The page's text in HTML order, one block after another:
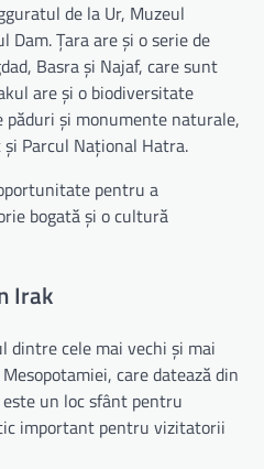
de la Ur, Muzeul
Dam. Țara are și o serie de
Basra și Najaf, care sunt
are și o biodiversitate
păduri și monumente naturale,
Parcul Național Hatra.
pentru a
bogată și o cultură
Irak
dintre cele mai vechi și mai
care datează din
un loc sfânt pentru
important pentru vizitatorii